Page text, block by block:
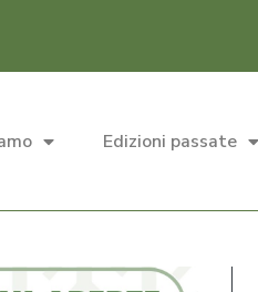
Edizioni passate